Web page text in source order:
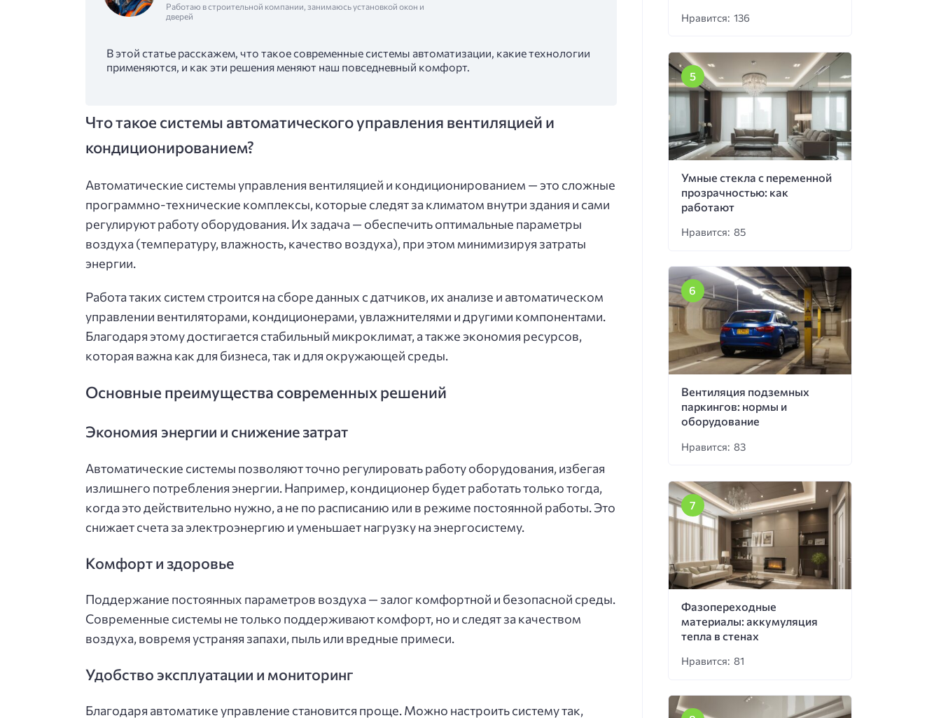
Работаю в строительной компании, занимаюсь установкой окон и
дверей
В этой статье расскажем, что такое современные системы автоматизации, какие технологии
применяются, и как эти решения меняют наш повседневный комфорт.
Что такое системы автоматического управления вентиляцией и
кондиционированием?
Автоматические системы управления вентиляцией и кондиционированием — это сложные
программно-технические комплексы, которые следят за климатом внутри здания и сами
регулируют работу оборудования. Их задача — обеспечить оптимальные параметры
воздуха (температуру, влажность, качество воздуха), при этом минимизируя затраты
энергии.
Работа таких систем строится на сборе данных с датчиков, их анализе и автоматическом
управлении вентиляторами, кондиционерами, увлажнителями и другими компонентами.
Благодаря этому достигается стабильный микроклимат, а также экономия ресурсов,
которая важна как для бизнеса, так и для окружающей среды.
Основные преимущества современных решений
Экономия энергии и снижение затрат
Автоматические системы позволяют точно регулировать работу оборудования, избегая
излишнего потребления энергии. Например, кондиционер будет работать только тогда,
когда это действительно нужно, а не по расписанию или в режиме постоянной работы. Это
снижает счета за электроэнергию и уменьшает нагрузку на энергосистему.
Комфорт и здоровье
Поддержание постоянных параметров воздуха — залог комфортной и безопасной среды.
Современные системы не только поддерживают комфорт, но и следят за качеством
воздуха, вовремя устраняя запахи, пыль или вредные примеси.
Удобство эксплуатации и мониторинг
Благодаря автоматике управление становится проще. Можно настроить систему так,
Нравится: 136
Умные стекла с переменной
прозрачностью: как
работают
Нравится: 85
Вентиляция подземных
паркингов: нормы и
оборудование
Нравится: 83
Фазопереходные
материалы: аккумуляция
тепла в стенах
Нравится: 81